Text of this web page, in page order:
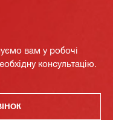
вам у робочі
консультацію.